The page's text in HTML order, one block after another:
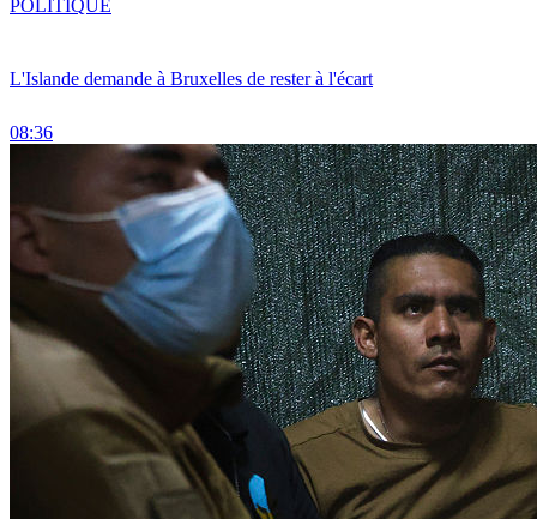
L'Islande demande à Bruxelles de rester à l'écart
08:36
POLITIQUE